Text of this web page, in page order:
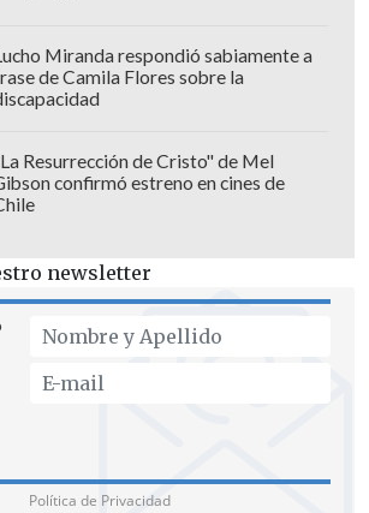
Miranda respondió sabiamente a
de Camila Flores sobre la
Resurrección de Cristo" de Mel
confirmó estreno en cines de
newsletter
Política de Privacidad